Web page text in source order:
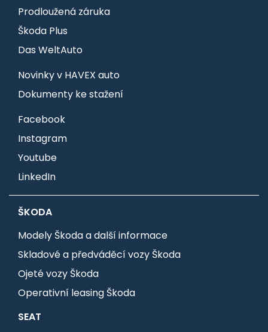
Prodloužená záruka
Škoda Plus
Das WeltAuto
Novinky v HAVEX auto
Dokumenty ke stažení
Facebook
Instagram
Youtube
LinkedIn
ŠKODA
Modely Škoda a další informace
Skladové a předváděcí vozy Škoda
Ojeté vozy Škoda
Operativní leasing Škoda
SEAT